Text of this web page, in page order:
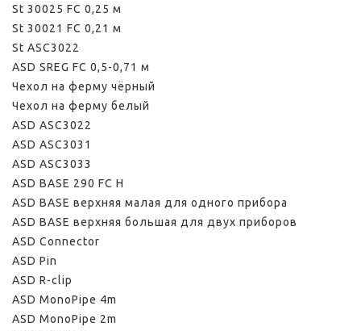
St 30025 FC 0,25 м
St 30021 FC 0,21 м
St ASС3022
ASD SREG FC 0,5-0,71 м
Чехол на ферму чёрный
Чехол на ферму белый
ASD ASС3022
ASD ASC3031
ASD ASC3033
ASD BASE 290 FC H
ASD BASE верхняя малая для одного прибора
ASD BASE верхняя большая для двух приборов
ASD Connector
ASD Pin
ASD R-clip
ASD MonoPipe 4m
ASD MonoPipe 2m